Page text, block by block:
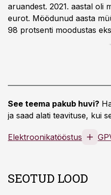
aruandest. 2021. aastal oli
eurot. Möödunud aasta
98 protsenti moodustas
See teema pakub huvi?
ja saad alati teavituse, kui
Elektroonikatööstus
SEOTUD LOOD